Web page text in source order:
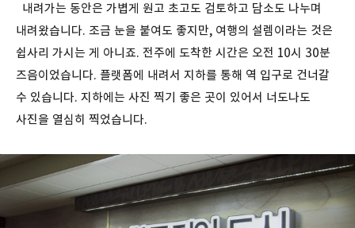
내려가는 동안은 가볍게 원고 초고도 검토하고 담소도 나누며
내려왔습니다. 조금 눈을 붙여도 좋지만, 여행의 설렘이라는 것은
쉽사리 가시는 게 아니죠. 전주에 도착한 시간은 오전 10시 30분
즈음이었습니다. 플랫폼에 내려서 지하를 통해 역 입구로 건너갈
수 있습니다. 지하에는 사진 찍기 좋은 곳이 있어서 너도나도
사진을 열심히 찍었습니다.